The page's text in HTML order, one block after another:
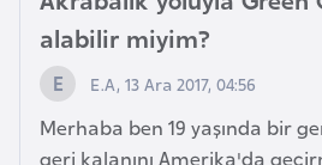
alabilir miyim?
E.A, 13 Ara 2017, 04:56
Merhaba ben 19 yaşında bir
geri kalanını Amerika'da
a
n
H
o